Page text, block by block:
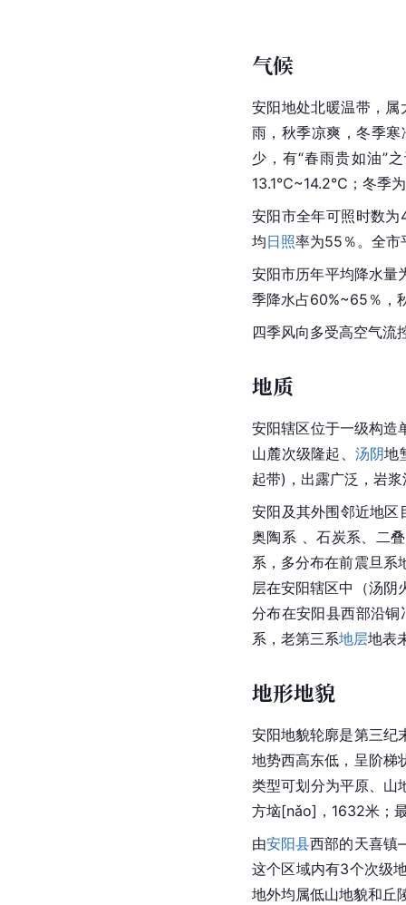
气候
安阳地处北暖温带，
雨，秋季凉爽，冬季寒
少，有“春雨贵如油”
13.1℃~14.2℃；冬季
安阳市全年可照时数
均日照率为55％。全市
安阳市历年平均降水量
季降水占60%~65％，
四季风向多受高空气流
地质
安阳辖区位于一级构造
山麓次级隆起、 汤阴地
起带)，出露广泛，岩
安阳及其外围邻近地区
奥陶系 、石炭系、二
系，多分布在前震旦系
层在安阳辖区中（汤阴
分布在安阳县西部沿铜
系，老第三系地层地表
地形地貌
安阳地貌轮廓是第三纪
地势西高东低，呈阶梯
类型可划分为平原、山
方垴[nǎo]，1632米；
由安阳县西部的天喜
这个区域内有3个次级
地外均属低山地貌和丘